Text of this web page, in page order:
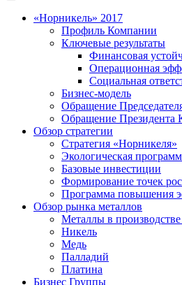
«Норникель» 2017
Профиль Компании
Ключевые результаты
Финансовая
Операционная
Социальная
Бизнес-модель
Обращение
Обращение Президента
Обзор стратегии
Стратегия «Норникеля»
Экологическая
Базовые инвестиции
Формирование точек
Программа повышения
Обзор рынка металлов
Металлы в
Никель
Медь
Палладий
Платина
Бизнес Группы